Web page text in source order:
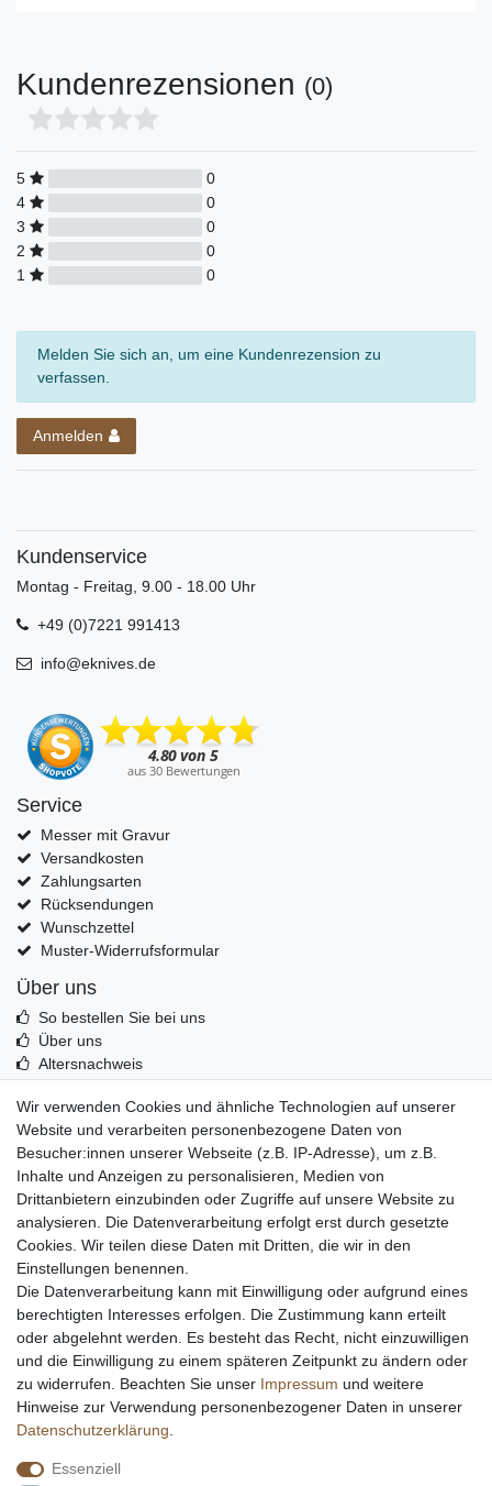
Kundenrezensionen (0)
5
0
4
0
3
0
2
0
1
0
Melden Sie sich an, um eine Kundenrezension zu
verfassen.
Anmelden
Kundenservice
Montag - Freitag, 9.00 - 18.00 Uhr
+49 (0)7221 991413
info@eknives.de
Service
Messer mit Gravur
Versandkosten
Zahlungsarten
Rücksendungen
Wunschzettel
Muster-Widerrufsformular
Über uns
So bestellen Sie bei uns
Über uns
Altersnachweis
Entsorgung & Umwelt
Echtheit von Kundenbewertungen
Messer Info Forum
Messer schärfen
Messerhersteller
Stahltabelle
Stahlarten
Rockwell Härte
Messerarten
Klingenformen
Holzarten
Impressum Daten­schutz­erklärung AGB
Wir verwenden Cookies und ähnliche Technologien auf unserer
Website und verarbeiten personenbezogene Daten von
Besucher:innen unserer Webseite (z.B. IP-Adresse), um z.B.
Inhalte und Anzeigen zu personalisieren, Medien von
Drittanbietern einzubinden oder Zugriffe auf unsere Website zu
analysieren. Die Datenverarbeitung erfolgt erst durch gesetzte
Cookies. Wir teilen diese Daten mit Dritten, die wir in den
Einstellungen benennen.
Die Datenverarbeitung kann mit Einwilligung oder aufgrund eines
berechtigten Interesses erfolgen. Die Zustimmung kann erteilt
oder abgelehnt werden. Es besteht das Recht, nicht einzuwilligen
und die Einwilligung zu einem späteren Zeitpunkt zu ändern oder
zu widerrufen. Beachten Sie unser Impressum und weitere
Hinweise zur Verwendung personenbezogener Daten in unserer
Daten­schutz­erklärung
Essenziell